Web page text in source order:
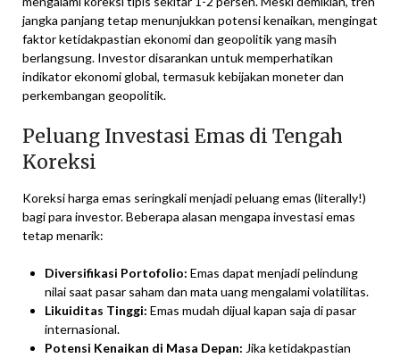
jangka panjang tetap menunjukkan potensi kenaikan, mengingat
faktor ketidakpastian ekonomi dan geopolitik yang masih
berlangsung. Investor disarankan untuk memperhatikan
indikator ekonomi global, termasuk kebijakan moneter dan
perkembangan geopolitik.
Peluang Investasi Emas di Tengah
Koreksi
Koreksi harga emas seringkali menjadi peluang emas (literally!)
bagi para investor. Beberapa alasan mengapa investasi emas
tetap menarik:
Diversifikasi Portofolio: Emas dapat menjadi pelindung
nilai saat pasar saham dan mata uang mengalami volatilitas.
Likuiditas Tinggi: Emas mudah dijual kapan saja di pasar
internasional.
Potensi Kenaikan di Masa Depan: Jika ketidakpastian